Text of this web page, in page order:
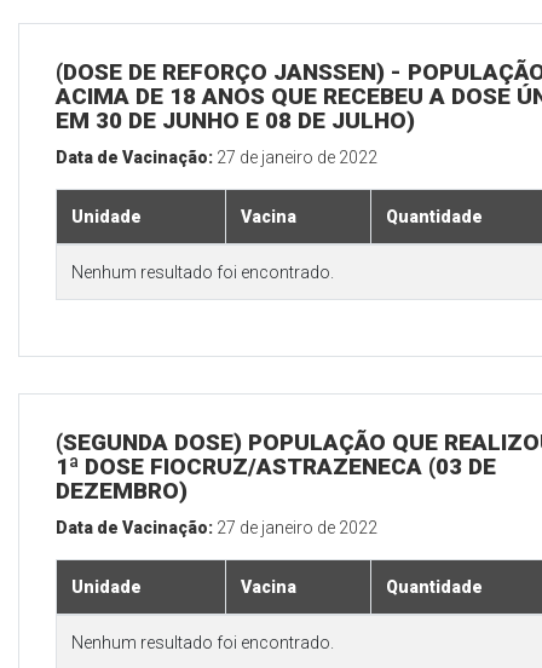
(DOSE DE REFORÇO JANSSEN) -
ACIMA DE 18 ANOS QUE RECEBEU A DOSE
EM 30 DE JUNHO E 08 DE JULHO)
Data de Vacinação: 27 de janeiro de 2022
Unidade Vacina Quantidade
Nenhum resultado foi encontrado.
(SEGUNDA DOSE) POPULAÇÃO QUE
1ª DOSE FIOCRUZ/ASTRAZENECA (03 DE
DEZEMBRO)
Data de Vacinação: 27 de janeiro de 2022
Unidade Vacina Quantidade
Nenhum resultado foi encontrado.